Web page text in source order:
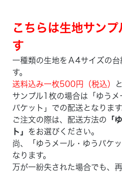
こちらは生地サン
す
一種類の生地をＡ4サイズの
す。
送料込み一枚500円（税込）
サンプル1枚の場合は「ゆう
パケット」での配送となります
ご注文の際は、配送方法の 「
ト」 をお選びください。
尚、「ゆうメール・ゆうパケ
なります。
万が一紛失された場合でも、